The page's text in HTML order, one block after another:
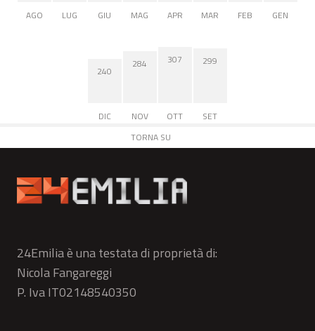
AGO
LUG GIU MAG APR MAR FEB GEN
240
DIC
284
NOV
307
OTT
299
SET
TORNA SU
24Emilia è una testata di proprietà di:
Nicola Fangareggi
P. Iva IT02148540350